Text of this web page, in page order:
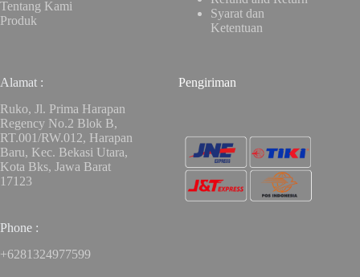
Tentang Kami
Produk
Syarat dan
Ketentuan
Alamat :
Ruko, Jl. Prima Harapan
Regency No.2 Blok B,
RT.001/RW.012, Harapan
Baru, Kec. Bekasi Utara,
Kota Bks, Jawa Barat
17123
Phone :
+6281324977599
Pengiriman